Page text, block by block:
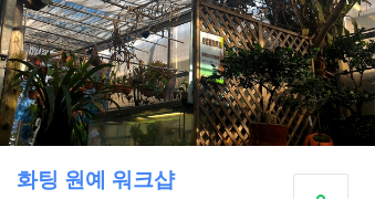
화팅 원예 워크샵